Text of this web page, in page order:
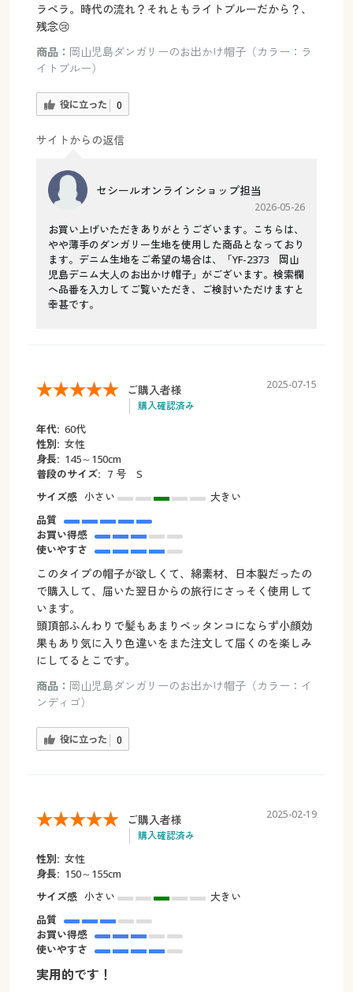
ラペラ。時代の流れ？それともライトブルーだから？、
残念😢
商品： 岡山児島ダンガリーのお出かけ帽子（カラー：ラ
イトブルー）
役に立った 0
サイトからの返信
セシールオンラインショップ担当
2026-05-26
お買い上げいただきありがとうございます。こちらは、
やや薄手のダンガリー生地を使用した商品となっており
ます。デニム生地をご希望の場合は、「YF-2373 岡山
児島デニム大人のお出かけ帽子」がございます。検索欄
へ品番を入力してご覧いただき、ご検討いただけますと
幸甚です。
ご購入者様
購入確認済み
2025-07-15
年代: 60代
性別: 女性
身長: 145～150cm
普段のサイズ: ７号 S
サイズ感 小さい
大きい
品質
お買い得感
使いやすさ
このタイプの帽子が欲しくて、綿素材、日本製だったの
で購入して、届いた翌日からの旅行にさっそく使用して
います。
頭頂部ふんわりで髪もあまりペッタンコにならず小顔効
果もあり気に入り色違いをまた注文して届くのを楽しみ
にしてるとこです。
商品： 岡山児島ダンガリーのお出かけ帽子（カラー：イ
ンディゴ）
役に立った 0
ご購入者様
購入確認済み
2025-02-19
性別: 女性
身長: 150～155cm
サイズ感 小さい
大きい
品質
お買い得感
使いやすさ
実用的です！